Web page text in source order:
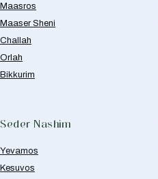
Maasros
Maaser Sheni
Challah
Orlah
Bikkurim
Seder Nashim
Yevamos
Kesuvos